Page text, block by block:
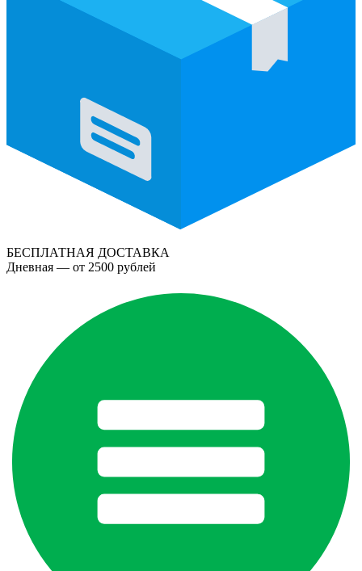
БЕСПЛАТНАЯ ДОСТАВКА
Дневная — от 2500 рублей